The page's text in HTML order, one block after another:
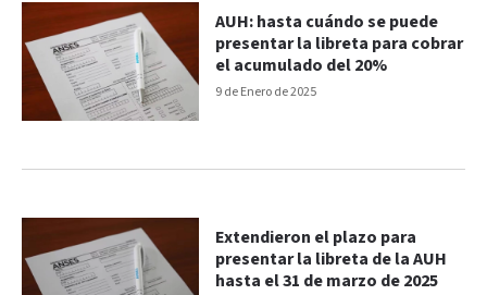
9 de Enero de 2025
AUH: hasta cuándo se puede
presentar la libreta para cobrar
el acumulado del 20%
Extendieron el plazo para
presentar la libreta de la AUH
hasta el 31 de marzo de 2025